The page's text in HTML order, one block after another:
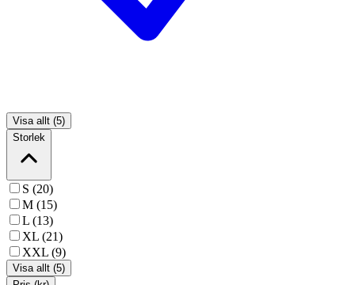
Visa allt (5)
Storlek
S (20)
M (15)
L (13)
XL (21)
XXL (9)
Visa allt (5)